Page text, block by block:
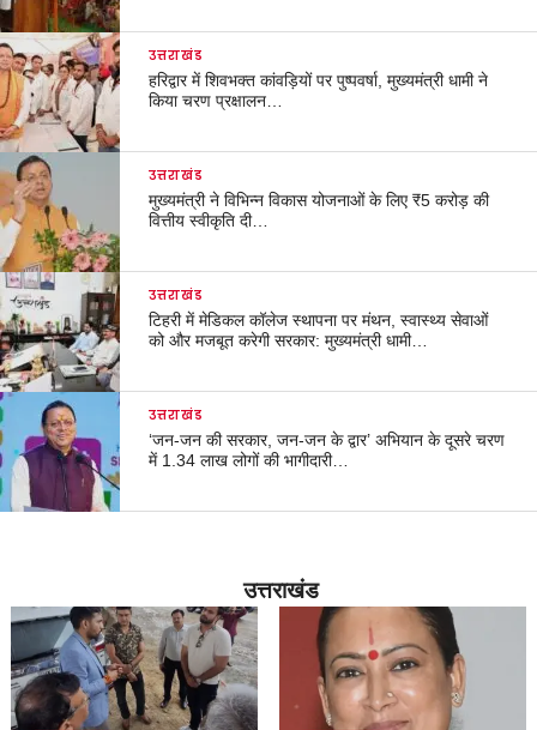
उत्तराखंड
हरिद्वार में शिवभक्त कांवड़ियों पर पुष्पवर्षा, मुख्यमंत्री धामी ने
किया चरण प्रक्षालन…
उत्तराखंड
मुख्यमंत्री ने विभिन्न विकास योजनाओं के लिए ₹5 करोड़ की
वित्तीय स्वीकृति दी…
उत्तराखंड
टिहरी में मेडिकल कॉलेज स्थापना पर मंथन, स्वास्थ्य सेवाओं
को और मजबूत करेगी सरकार: मुख्यमंत्री धामी…
उत्तराखंड
‘जन-जन की सरकार, जन-जन के द्वार’ अभियान के दूसरे चरण
में 1.34 लाख लोगों की भागीदारी…
उत्तराखंड